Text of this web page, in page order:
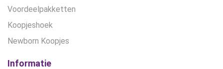
Voordeelpakketten
Koopjeshoek
Newborn Koopjes
Informatie